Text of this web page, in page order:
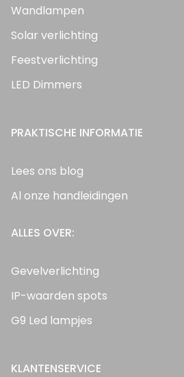
Wandlampen
Solar verlichting
Feestverlichting
LED Dimmers
PRAKTISCHE INFORMATIE
Lees ons blog
Al onze handleidingen
ALLES OVER:
Gevelverlichting
IP-waarden spots
G9 Led lampjes
KLANTENSERVICE